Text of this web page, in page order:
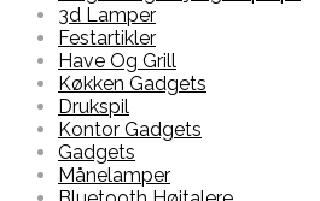
3d Lamper
Festartikler
Have Og Grill
Køkken Gadgets
Drukspil
Kontor Gadgets
Gadgets
Månelamper